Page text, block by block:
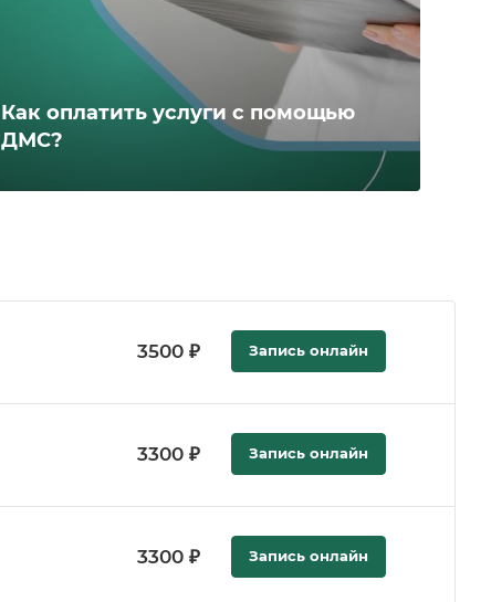
Как оплатить услуги с помощью
ДМС?
3500 ₽ Запись онлайн
3300 ₽ Запись онлайн
3300 ₽ Запись онлайн